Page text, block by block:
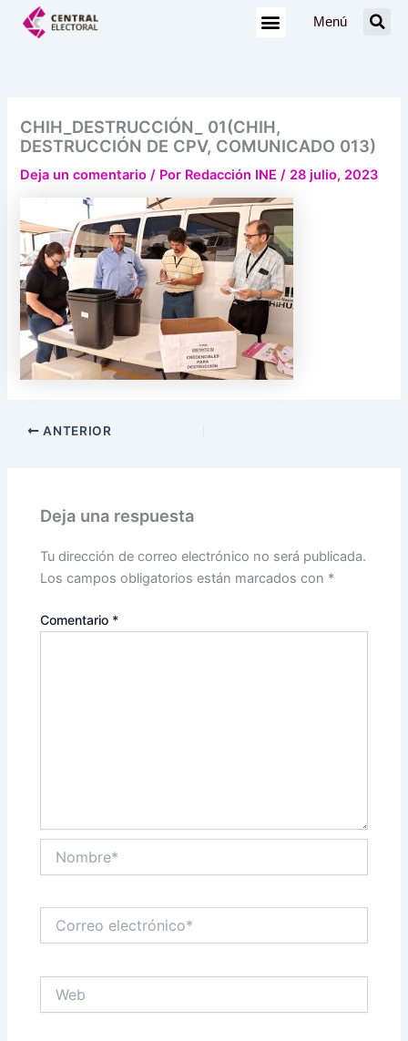
Menú
CHIH_DESTRUCCIÓN_ 01(CHIH,
DESTRUCCIÓN DE CPV, COMUNICADO 013)
Deja un comentario / Por Redacción INE/ 28 julio, 2023
ANTERIOR
Deja una respuesta
Tu dirección de correo electrónico no será publicada.
Los campos obligatorios están marcados con *
Comentario *
electrónico*